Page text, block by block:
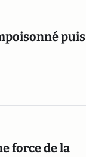
puis
force de la